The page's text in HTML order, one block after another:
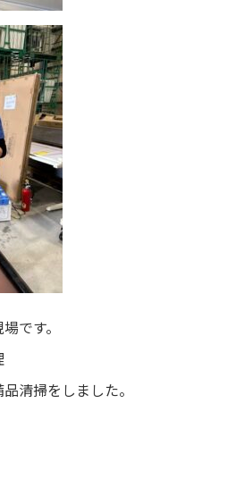
です。
清掃をしました。